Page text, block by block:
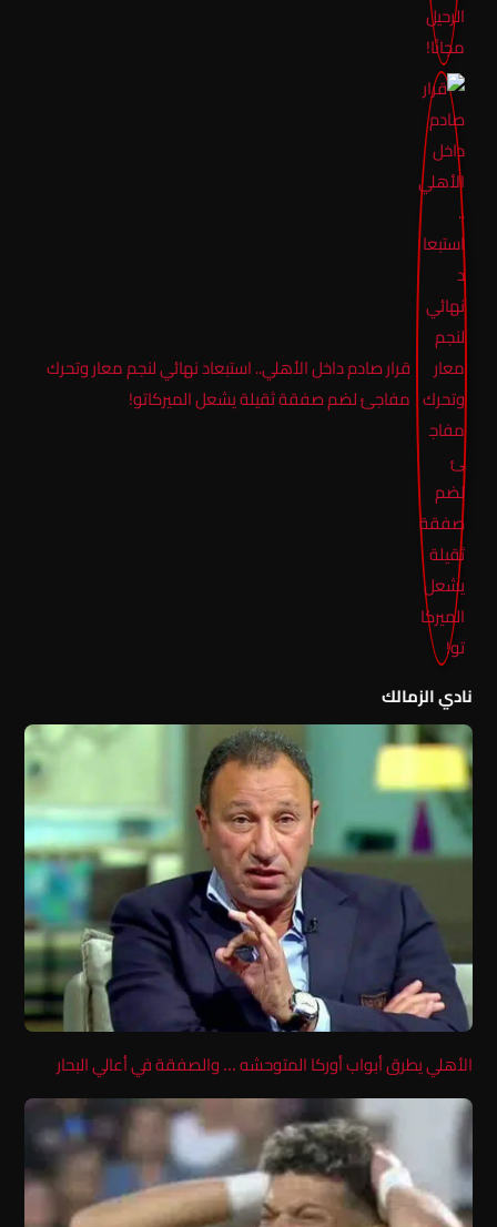
قرار صادم داخل الأهلي.. استبعاد نهائي لنجم معار وتحرك
مفاجئ لضم صفقة ثقيلة يشعل الميركاتو!
نادي الزمالك
الأهلي يطرق أبواب أوركا المتوحشه … والصفقة في أعالي البحار